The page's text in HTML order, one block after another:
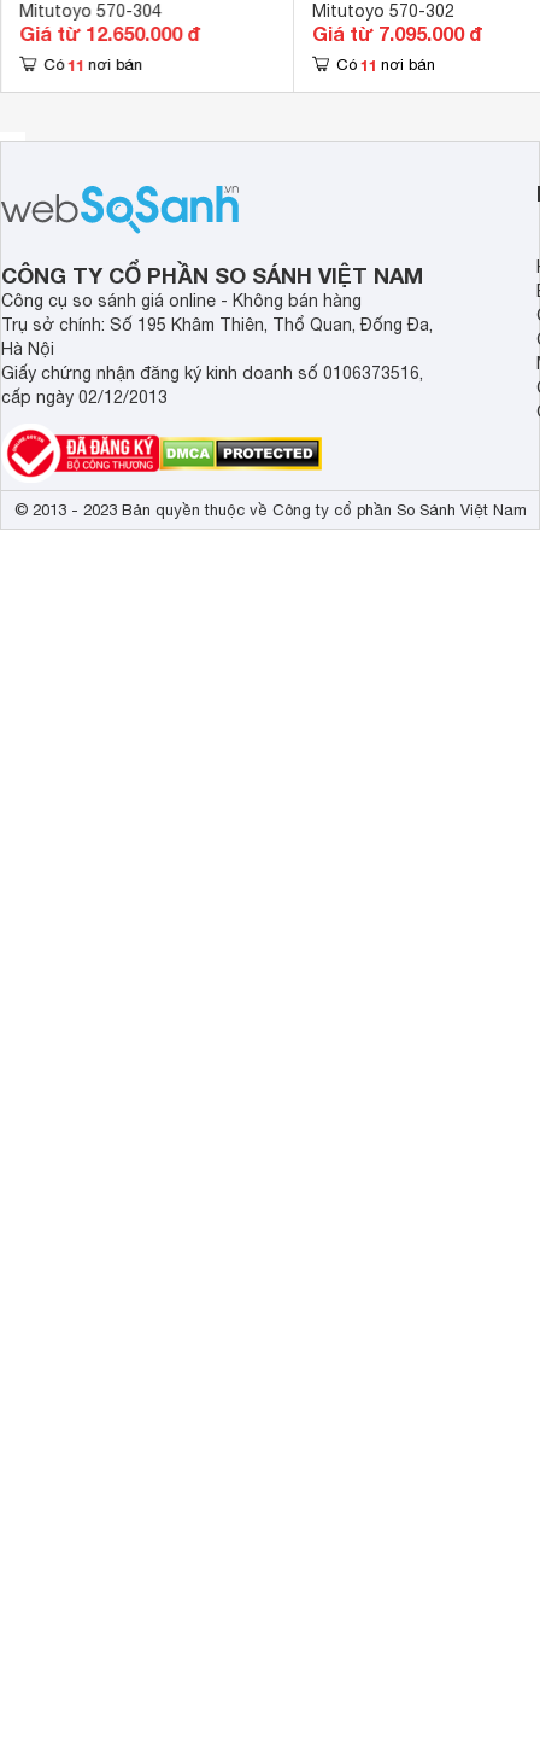
Mitutoyo 570-304
Giá từ 12.650.000 đ
Có 11 nơi bán
Mitutoyo 570-302
Giá từ 7.095.000 đ
Có 11 nơi bán
CÔNG TY CỔ PHẦN SO SÁNH VIỆT NAM
Công cụ so sánh giá online - Không bán hàng
Trụ sở chính: Số 195 Khâm Thiên, Thổ Quan, Đống Đa,
Hà Nội
Giấy chứng nhận đăng ký kinh doanh số 0106373516,
cấp ngày 02/12/2013
© 2013 - 2023 Bản quyền thuộc về Công ty cổ phần So Sánh Việt Nam